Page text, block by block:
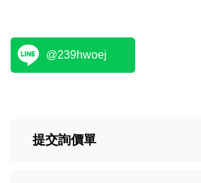
@239hwoej
提交詢價單